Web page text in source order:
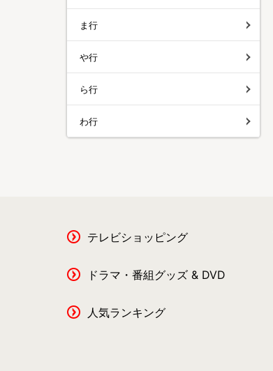
ま行
や行
ら行
わ行
テレビショッピング
ドラマ・番組グッズ & DVD
人気ランキング